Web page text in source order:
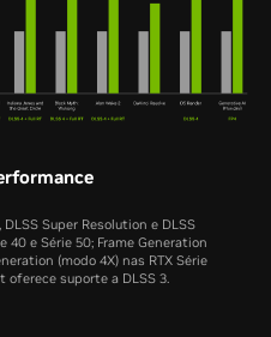
Super Resolution e DLSS
40 e Série 50; Frame Generation
(modo 4X) nas RTX Série
oferece suporte a DLSS 3.